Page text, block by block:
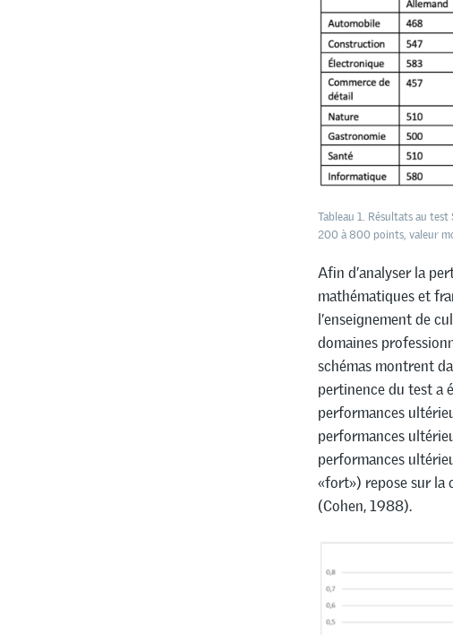
Tableau 1. Résultats au
200 à 800 points, valeur
Afin d’analyser la
mathématiques et
l’enseignement de
domaines
schémas montrent
pertinence du test a
performances
performances
performances
«fort») repose sur la
(Cohen, 1988).